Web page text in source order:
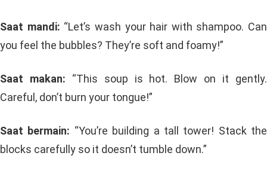
Saat mandi: “Let’s wash your hair with shampoo. Can
you feel the bubbles? They’re soft and foamy!”
Saat makan: “This soup is hot. Blow on it gently.
Careful, don’t burn your tongue!”
Saat bermain: “You’re building a tall tower! Stack the
blocks carefully so it doesn’t tumble down.”